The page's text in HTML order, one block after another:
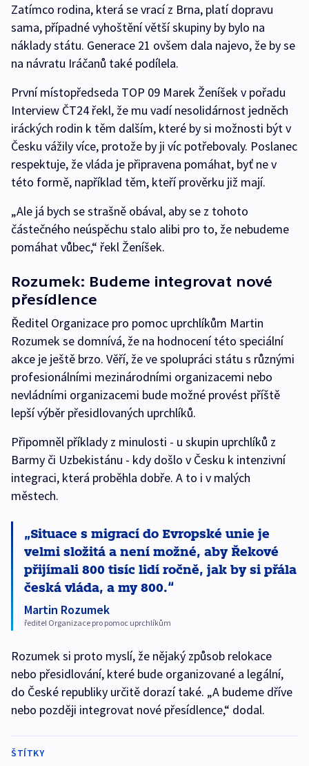
Zatímco rodina, která se vrací z Brna, platí dopravu
sama, případné vyhoštění větší skupiny by bylo na
náklady státu. Generace 21 ovšem dala najevo, že by se
na návratu Iráčanů také podílela.
První místopředseda TOP 09 Marek Ženíšek v pořadu
Interview ČT24 řekl, že mu vadí nesolidárnost jedněch
iráckých rodin k těm dalším, které by si možnosti být v
Česku vážily více, protože by ji víc potřebovaly. Poslanec
respektuje, že vláda je připravena pomáhat, byť ne v
této formě, například těm, kteří prověrku již mají.
„Ale já bych se strašně obával, aby se z tohoto
částečného neúspěchu stalo alibi pro to, že nebudeme
pomáhat vůbec,“ řekl Ženíšek.
Rozumek: Budeme integrovat nové
přesídlence
Ředitel Organizace pro pomoc uprchlíkům Martin
Rozumek se domnívá, že na hodnocení této speciální
akce je ještě brzo. Věří, že ve spolupráci státu s různými
profesionálními mezinárodními organizacemi nebo
nevládními organizacemi bude možné provést příště
lepší výběr přesidlovaných uprchlíků.
Připomněl příklady z minulosti - u skupin uprchlíků z
Barmy či Uzbekistánu - kdy došlo v Česku k intenzivní
integraci, která proběhla dobře. A to i v malých
městech.
Situace s migrací do Evropské unie je
velmi složitá a není možné, aby Řekové
přijímali 800 tisíc lidí ročně, jak by si přála
česká vláda, a my 800.
Martin Rozumek
ředitel Organizace pro pomoc uprchlíkům
Rozumek si proto myslí, že nějaký způsob relokace
nebo přesidlování, které bude organizované a legální,
do České republiky určitě dorazí také. „A budeme dříve
nebo později integrovat nové přesídlence,“ dodal.
ŠTÍTKY